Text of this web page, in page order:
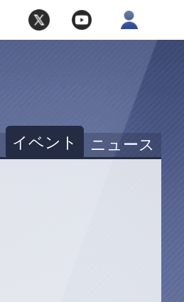
イベント ニュース